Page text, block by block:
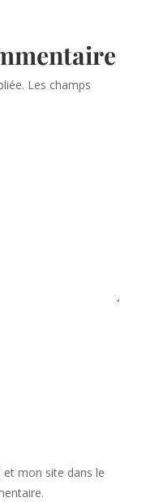
Les champs
mon site dans le